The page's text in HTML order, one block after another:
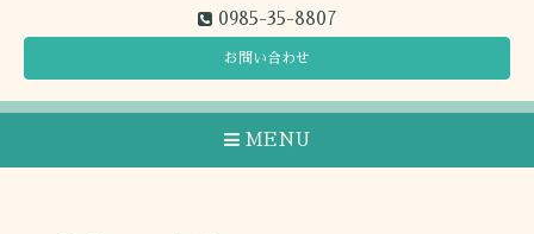
0985-35-8807
お問い合わせ
MENU